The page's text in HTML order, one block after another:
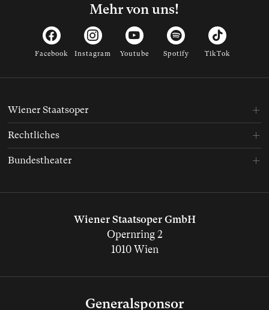
Mehr von uns!
Facebook Instagram Youtube Spotify TikTok
Generalsponsor
Wiener Staatsoper GmbH
Opernring 2
1010 Wien
Wiener Staatsoper
Rechtliches
Bundestheater